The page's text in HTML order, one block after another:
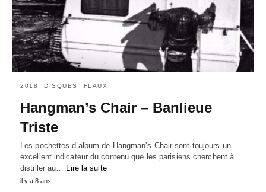
2018 DISQUES FLAUX
Hangman’s Chair – Banlieue
Triste
Les pochettes d’album de Hangman’s Chair sont toujours un
excellent indicateur du contenu que les parisiens cherchent à
distiller au… Lire la suite
il y a 8 ans